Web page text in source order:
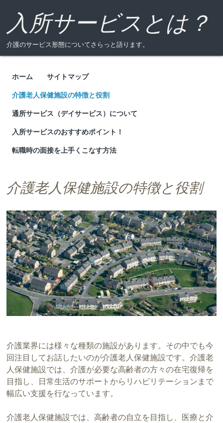
入所サービスとは？
介護のサービス形態についてさらっと語ります。
Menu
ホーム サイトマップ
介護老人保健施設の特徴と役割
通所サービス（デイサービス）について
入所サービスのおすすめポイント！
転職時の面接を上手くこなす方法
介護老人保健施設の特徴と役割
介護業界には様々な種類の施設があります。その中でも今
回注目してお話したいのが介護老人保健施設です。介護老
人保健施設では、介護が必要な高齢者の方々の在宅復帰を
目指し、日常生活のサポートからリハビリテーションまで
幅広い支援を行なっています。
介護老人保健施設では、高齢者の自立を目指し、医療と介